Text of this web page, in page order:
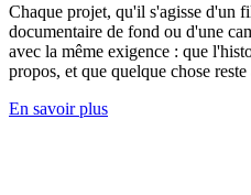
Chaque projet, qu'il s'agisse d'un
documentaire de fond ou d'une
avec la même exigence : que
propos, et que quelque chose
En savoir plus